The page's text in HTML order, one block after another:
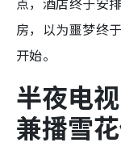
房，以为噩梦终
开始。
半夜电
兼播雪